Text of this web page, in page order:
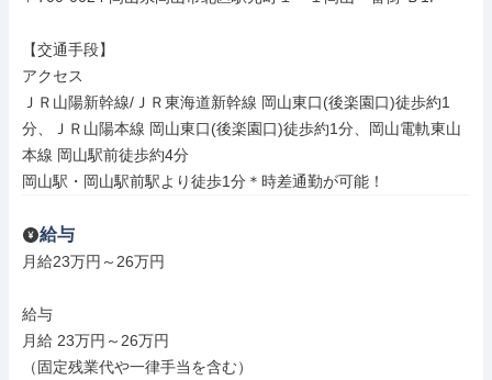
【交通手段】
アクセス
ＪＲ山陽新幹線/ＪＲ東海道新幹線 岡山東口(後楽園口)徒歩約1
分、ＪＲ山陽本線 岡山東口(後楽園口)徒歩約1分、岡山電軌東山
本線 岡山駅前徒歩約4分
岡山駅・岡山駅前駅より徒歩1分＊時差通勤が可能！
給与
月給23万円～26万円
給与
月給 23万円～26万円
（固定残業代や一律手当を含む）